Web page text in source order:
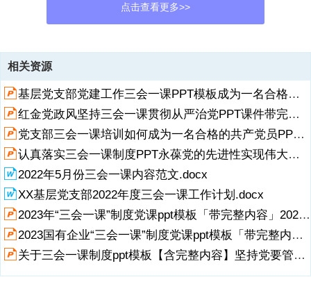
点击查看更多>>
资源描述
1、认真落实“三会一课”制度,党的组织 生活制度,坚持党内生活制度 严
格党的组织生活党课党建学习,（中天文库说明：本PPT模板包含配套讲
稿，请移至最后1页查阅、复制）,前言/PREFACE,“三会一课”制度是党
的组织生活的基本制度，是党的基层支部应该长期坚持的重要制度，也
是健全党的组织生活，严格党员管理，加强党员教育的重要制度，是我
党经过长期实践证明的一种行之有效的党组织生活制度。“三会”是：定
期召开支部党员大会、支委会、党小组会；“一课”是：按时上好党
课。,03,04,05,01,“三会一课”是什么,支部委员会制度,党小组会制度,党
课制度,目录,02,支部大会制度,06,主要内容,“三会一课”是
2、什么,第一 部分,支部大会,支部委员会,党小组会,党课,三会一课,“三会
一课”是什么,“三会一课”是什么,“三会一课”制度是党的组织生活的基本
制度，是党的基层支部应该长期坚持的重要制度，也是健全党的组织生
活，严格党员管理，加强党员教育的重要制度，是我党经过长期实践证
明的一种行之有效的党组织生活制度。“三会”是：定期召开支部党员大
展开阅读全文
相关资源
基层党支部党建工作三会一课PPT模板成为一名合格的共产党员.pptx
红金党政风坚持三会一课贯彻从严治党PPT课件带完整内容.pptx
党支部三会一课培训如何成为一名合格的共产党员PPT课件带完整内容.pptx
认真落实三会一课制度PPT永葆党的先进性实现伟大中国梦PPT课件【含内容】.pptx
2022年5月份三会一课内容范文.docx
XX基层党支部2022年度三会一课工作计划.docx
2023年“三会一课”制度党课ppt模板「带完整内容」2023党课ppt模板下载.pptx
2023国有企业“三会一课”制度党课ppt模板「带完整内容」2023党课ppt免费下载.pptx
关于三会一课制度ppt模板【含完整内容】坚持党要管党从严治党方针专题党课ppt免费下载模板下载.pptx